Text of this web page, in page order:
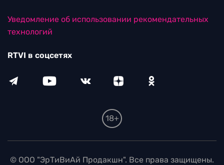
Уведомление об использовании рекомендательных
технологий
RTVI в соцсетях
18+
© ООО "ЭрТиВиАй Продакшн". Все права защищены.